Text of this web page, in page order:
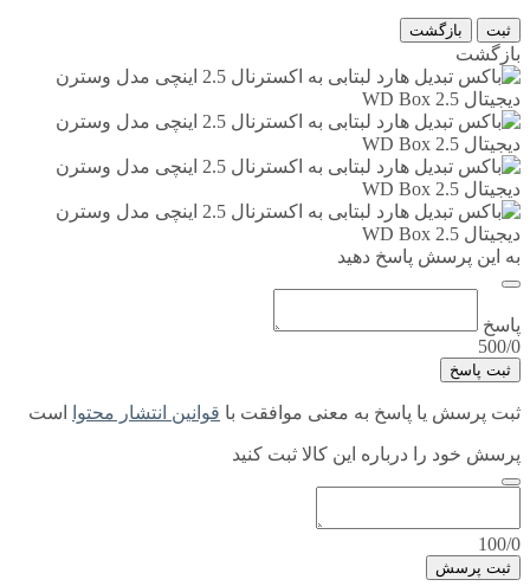
ثبت بازگشت
بازگشت
به این پرسش پاسخ دهید
پاسخ
500/0
ثبت پاسخ
ثبت پرسش یا پاسخ به معنی موافقت با قوانین انتشار محتوا است
پرسش خود را درباره این کالا ثبت کنید
100/0
ثبت پرسش